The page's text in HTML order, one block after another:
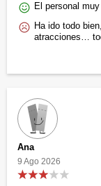
El personal
Ha ido todo
atracciones…
Ana
9 Ago 2026